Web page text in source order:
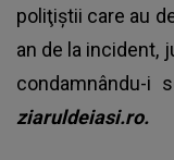
poliţiştii care au
an de la incident,
condamnându-i
ziaruldeiasi.ro.